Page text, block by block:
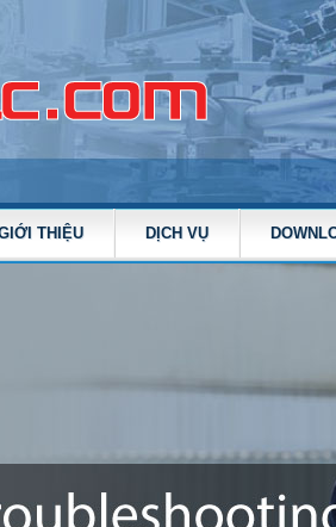
THIỆU DỊCH VỤ